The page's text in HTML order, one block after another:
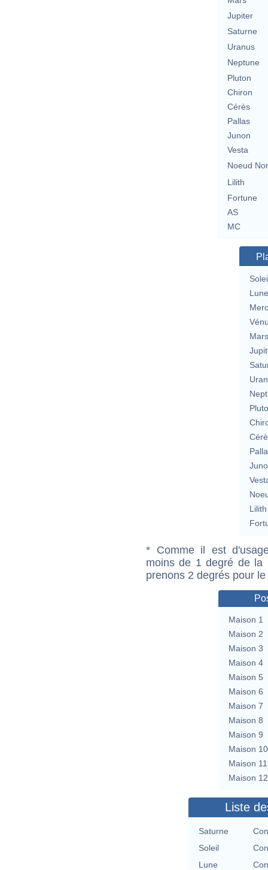
Jupiter
Saturne
Uranus
Neptune
Pluton
Chiron
Cérès
Pallas
Junon
Vesta
Noeud
Lilith
Fortune
AS
MC
Lune
Mars
Lilith
* Comme il est
moins de 1 degré de la
prenons 2 degrés pour
Maison 1
Maison 2
Maison 3
Maison 4
Maison 5
Maison 6
Maison 7
Maison 8
Maison 9
Maison 10
Maison 11
Maison 12
Liste
Saturne
Soleil
Lune